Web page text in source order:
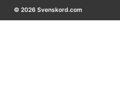
© 2026 Svenskord.com